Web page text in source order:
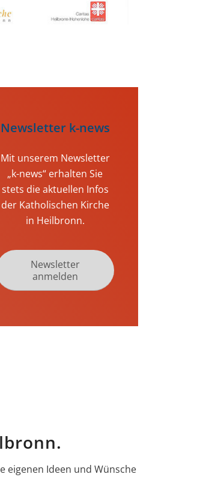
Newsletter k-news
Mit unserem Newsletter
„k-news“ erhalten Sie
stets die aktuellen Infos
der Katholischen Kirche
in Heilbronn.
Newsletter
anmelden
eigenen Ideen und Wünsche